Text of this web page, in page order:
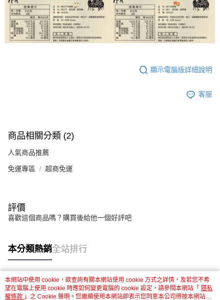
顯示電腦版詳細說明
客服
商品相關分類 (2)
人氣商品推薦
免運專區 超商免運
評價
喜歡這個商品嗎？購買後給他一個好評吧
本分類熱銷全站排行
熱門標籤
本網站中使用 cookie，欲查詢有關本網站使用 cookie 方式之詳情，及若您不希
望在電腦上使用 cookie 時應如何變更電腦的 cookie 設定，請參閱本網站「 隱私
權條款 」之 Cookie 聲明。您繼續使用本網站即表示您同意本公司得按本網站使